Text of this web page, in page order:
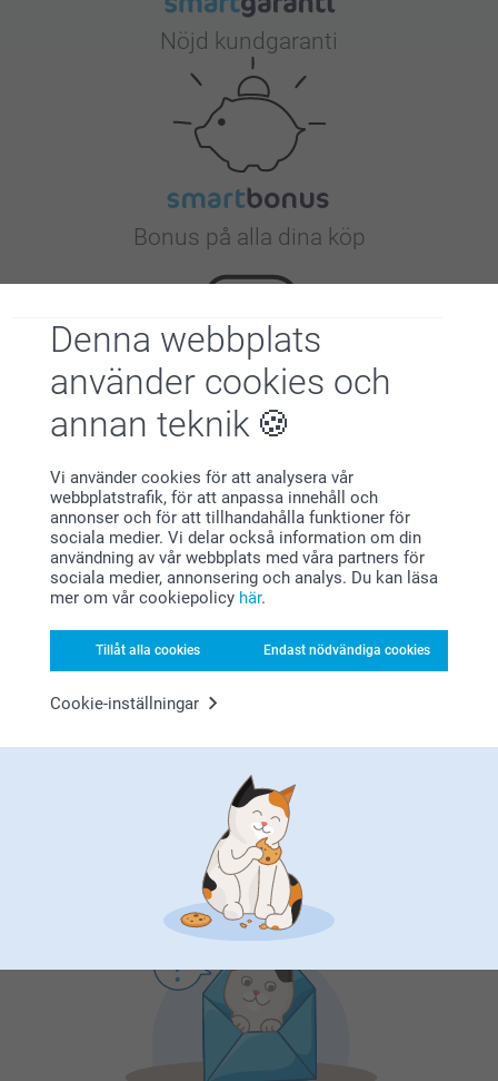
Denna webbplats
använder cookies och
annan teknik
Vi använder cookies för att analysera vår
webbplatstrafik, för att anpassa innehåll och
annonser och för att tillhandahålla funktioner för
sociala medier. Vi delar också information om din
användning av vår webbplats med våra partners för
sociala medier, annonsering och analys. Du kan läsa
mer om vår cookiepolicy här.
Tillåt alla cookies Endast nödvändiga cookies
Cookie-inställningar
Nöjd kundgaranti
Bonus på alla dina köp
Letar du efter inspiration?
Förstklassig kundservice
Registrera dig till vårt nyhetsbrev